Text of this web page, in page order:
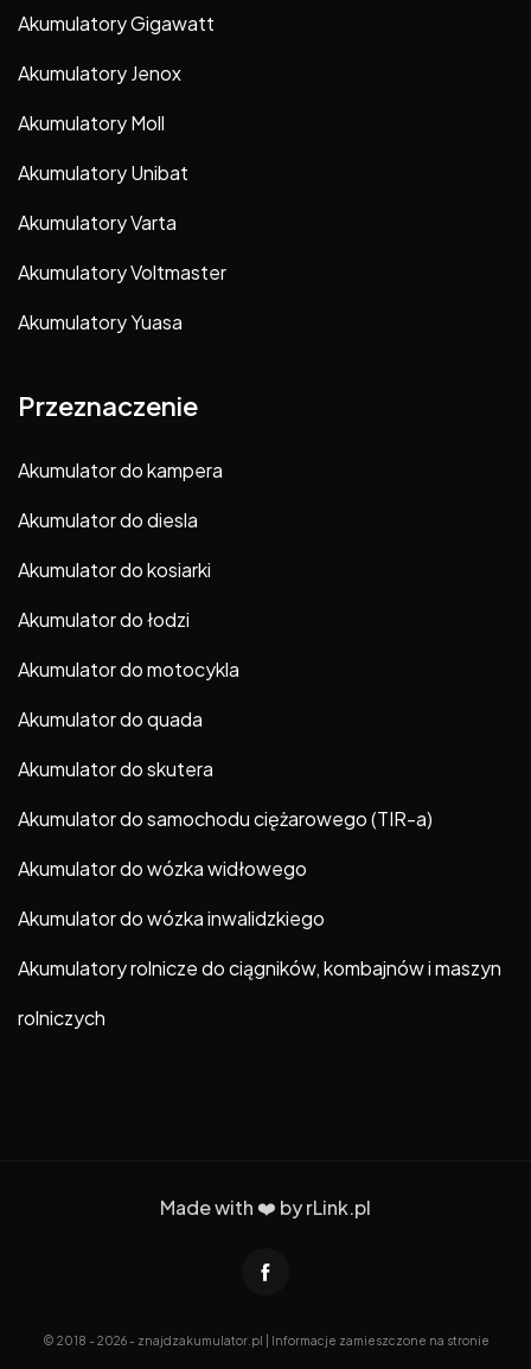
Akumulatory Gigawatt
Akumulatory Jenox
Akumulatory Moll
Akumulatory Unibat
Akumulatory Varta
Akumulatory Voltmaster
Akumulatory Yuasa
Przeznaczenie
Akumulator do kampera
Akumulator do diesla
Akumulator do kosiarki
Akumulator do łodzi
Akumulator do motocykla
Akumulator do quada
Akumulator do skutera
Akumulator do samochodu ciężarowego (TIR-a)
Akumulator do wózka widłowego
Akumulator do wózka inwalidzkiego
Akumulatory rolnicze do ciągników, kombajnów i maszyn
rolniczych
Made with ❤️ byrLink.pl
© 2018 - 2026 - znajdzakumulator.pl | Informacje zamieszczone na stronie